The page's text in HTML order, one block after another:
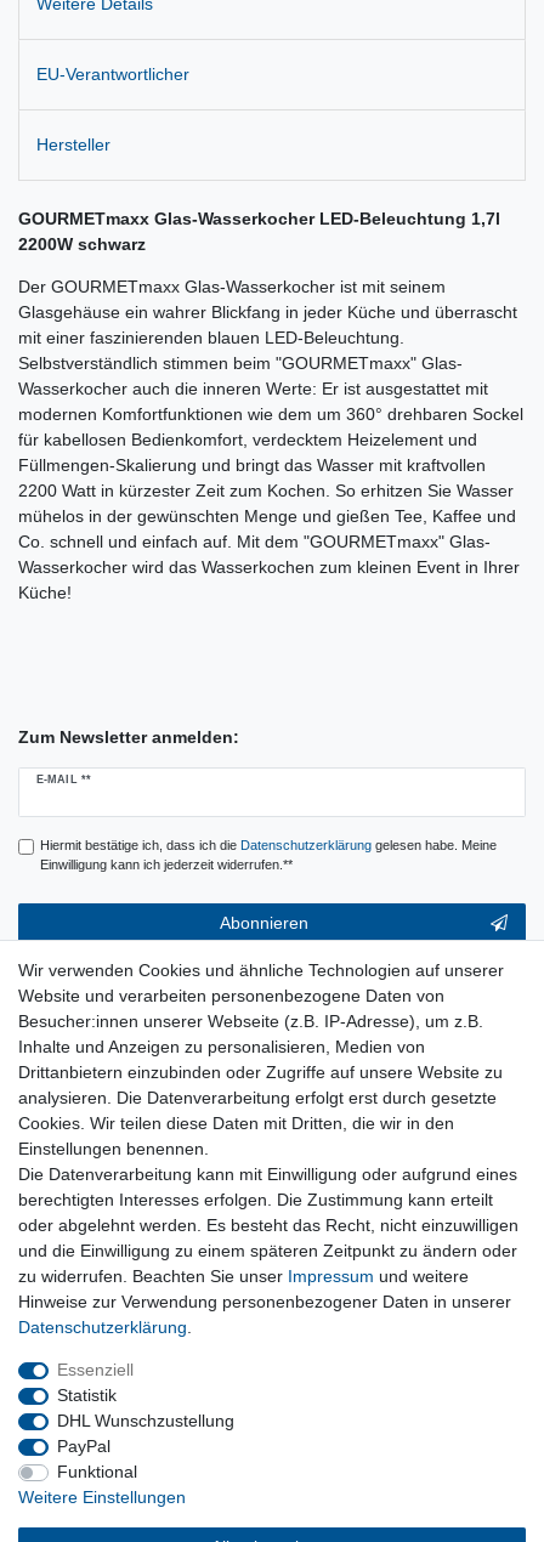
EU-Verantwortlicher
Hersteller
GOURMETmaxx Glas-Wasserkocher LED-Beleuchtung 1,7l
2200W schwarz
Der GOURMETmaxx Glas-Wasserkocher ist mit seinem
Glasgehäuse ein wahrer Blickfang in jeder Küche und überrascht
mit einer faszinierenden blauen LED-Beleuchtung.
Selbstverständlich stimmen beim "GOURMETmaxx" Glas-
Wasserkocher auch die inneren Werte: Er ist ausgestattet mit
modernen Komfortfunktionen wie dem um 360° drehbaren Sockel
für kabellosen Bedienkomfort, verdecktem Heizelement und
Füllmengen-Skalierung und bringt das Wasser mit kraftvollen
2200 Watt in kürzester Zeit zum Kochen. So erhitzen Sie Wasser
mühelos in der gewünschten Menge und gießen Tee, Kaffee und
Co. schnell und einfach auf. Mit dem "GOURMETmaxx" Glas-
Wasserkocher wird das Wasserkochen zum kleinen Event in Ihrer
Küche!
Zum Newsletter anmelden:
E-MAIL **
Newsletter
Hiermit bestätige ich, dass ich die Daten­schutz­erklärunggelesen habe. Meine
Einwilligung kann ich jederzeit widerrufen.**
Abonnieren
** Hierbei handelt es sich um ein Pflichtfeld.
Service & Hilfe
Kontakt
Warenkorb
Zur Kasse
Nützliches
Newsletter abmelden
Widerrufsformular
Vertrag Widerrufen
Rechtliches
Impressum
Wiederrufsrecht
AGB
Privatkunden
Neukundenanmeldung
Mein Konto
Wir verwenden Cookies und ähnliche Technologien auf unserer
Website und verarbeiten personenbezogene Daten von
Besucher:innen unserer Webseite (z.B. IP-Adresse), um z.B.
Inhalte und Anzeigen zu personalisieren, Medien von
Drittanbietern einzubinden oder Zugriffe auf unsere Website zu
analysieren. Die Datenverarbeitung erfolgt erst durch gesetzte
Cookies. Wir teilen diese Daten mit Dritten, die wir in den
Einstellungen benennen.
Die Datenverarbeitung kann mit Einwilligung oder aufgrund eines
berechtigten Interesses erfolgen. Die Zustimmung kann erteilt
oder abgelehnt werden. Es besteht das Recht, nicht einzuwilligen
und die Einwilligung zu einem späteren Zeitpunkt zu ändern oder
zu widerrufen. Beachten Sie unser Impressum und weitere
Hinweise zur Verwendung personenbezogener Daten in unserer
Daten­schutz­erklärung
Essenziell
Statistik
DHL Wunschzustellung
PayPal
Funktional
Weitere Einstellungen